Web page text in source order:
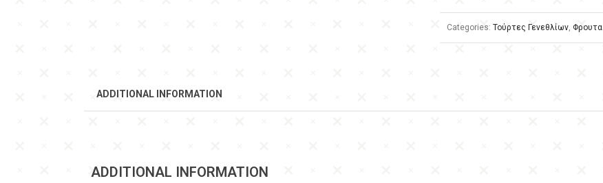
Categories: Τούρτες Γενεθλίων, Φρουτα
ADDITIONAL INFORMATION
ADDITIONAL INFORMATION